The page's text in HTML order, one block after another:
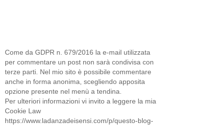
Come da GDPR n. 679/2016 la e-mail utilizzata
per commentare un post non sarà condivisa con
terze parti. Nel mio sito è possibile commentare
anche in forma anonima, scegliendo apposita
opzione presente nel menù a tendina.
Per ulteriori informazioni vi invito a leggere la mia
Cookie Law
https://www.ladanzadeisensi.com/p/questo-blog-